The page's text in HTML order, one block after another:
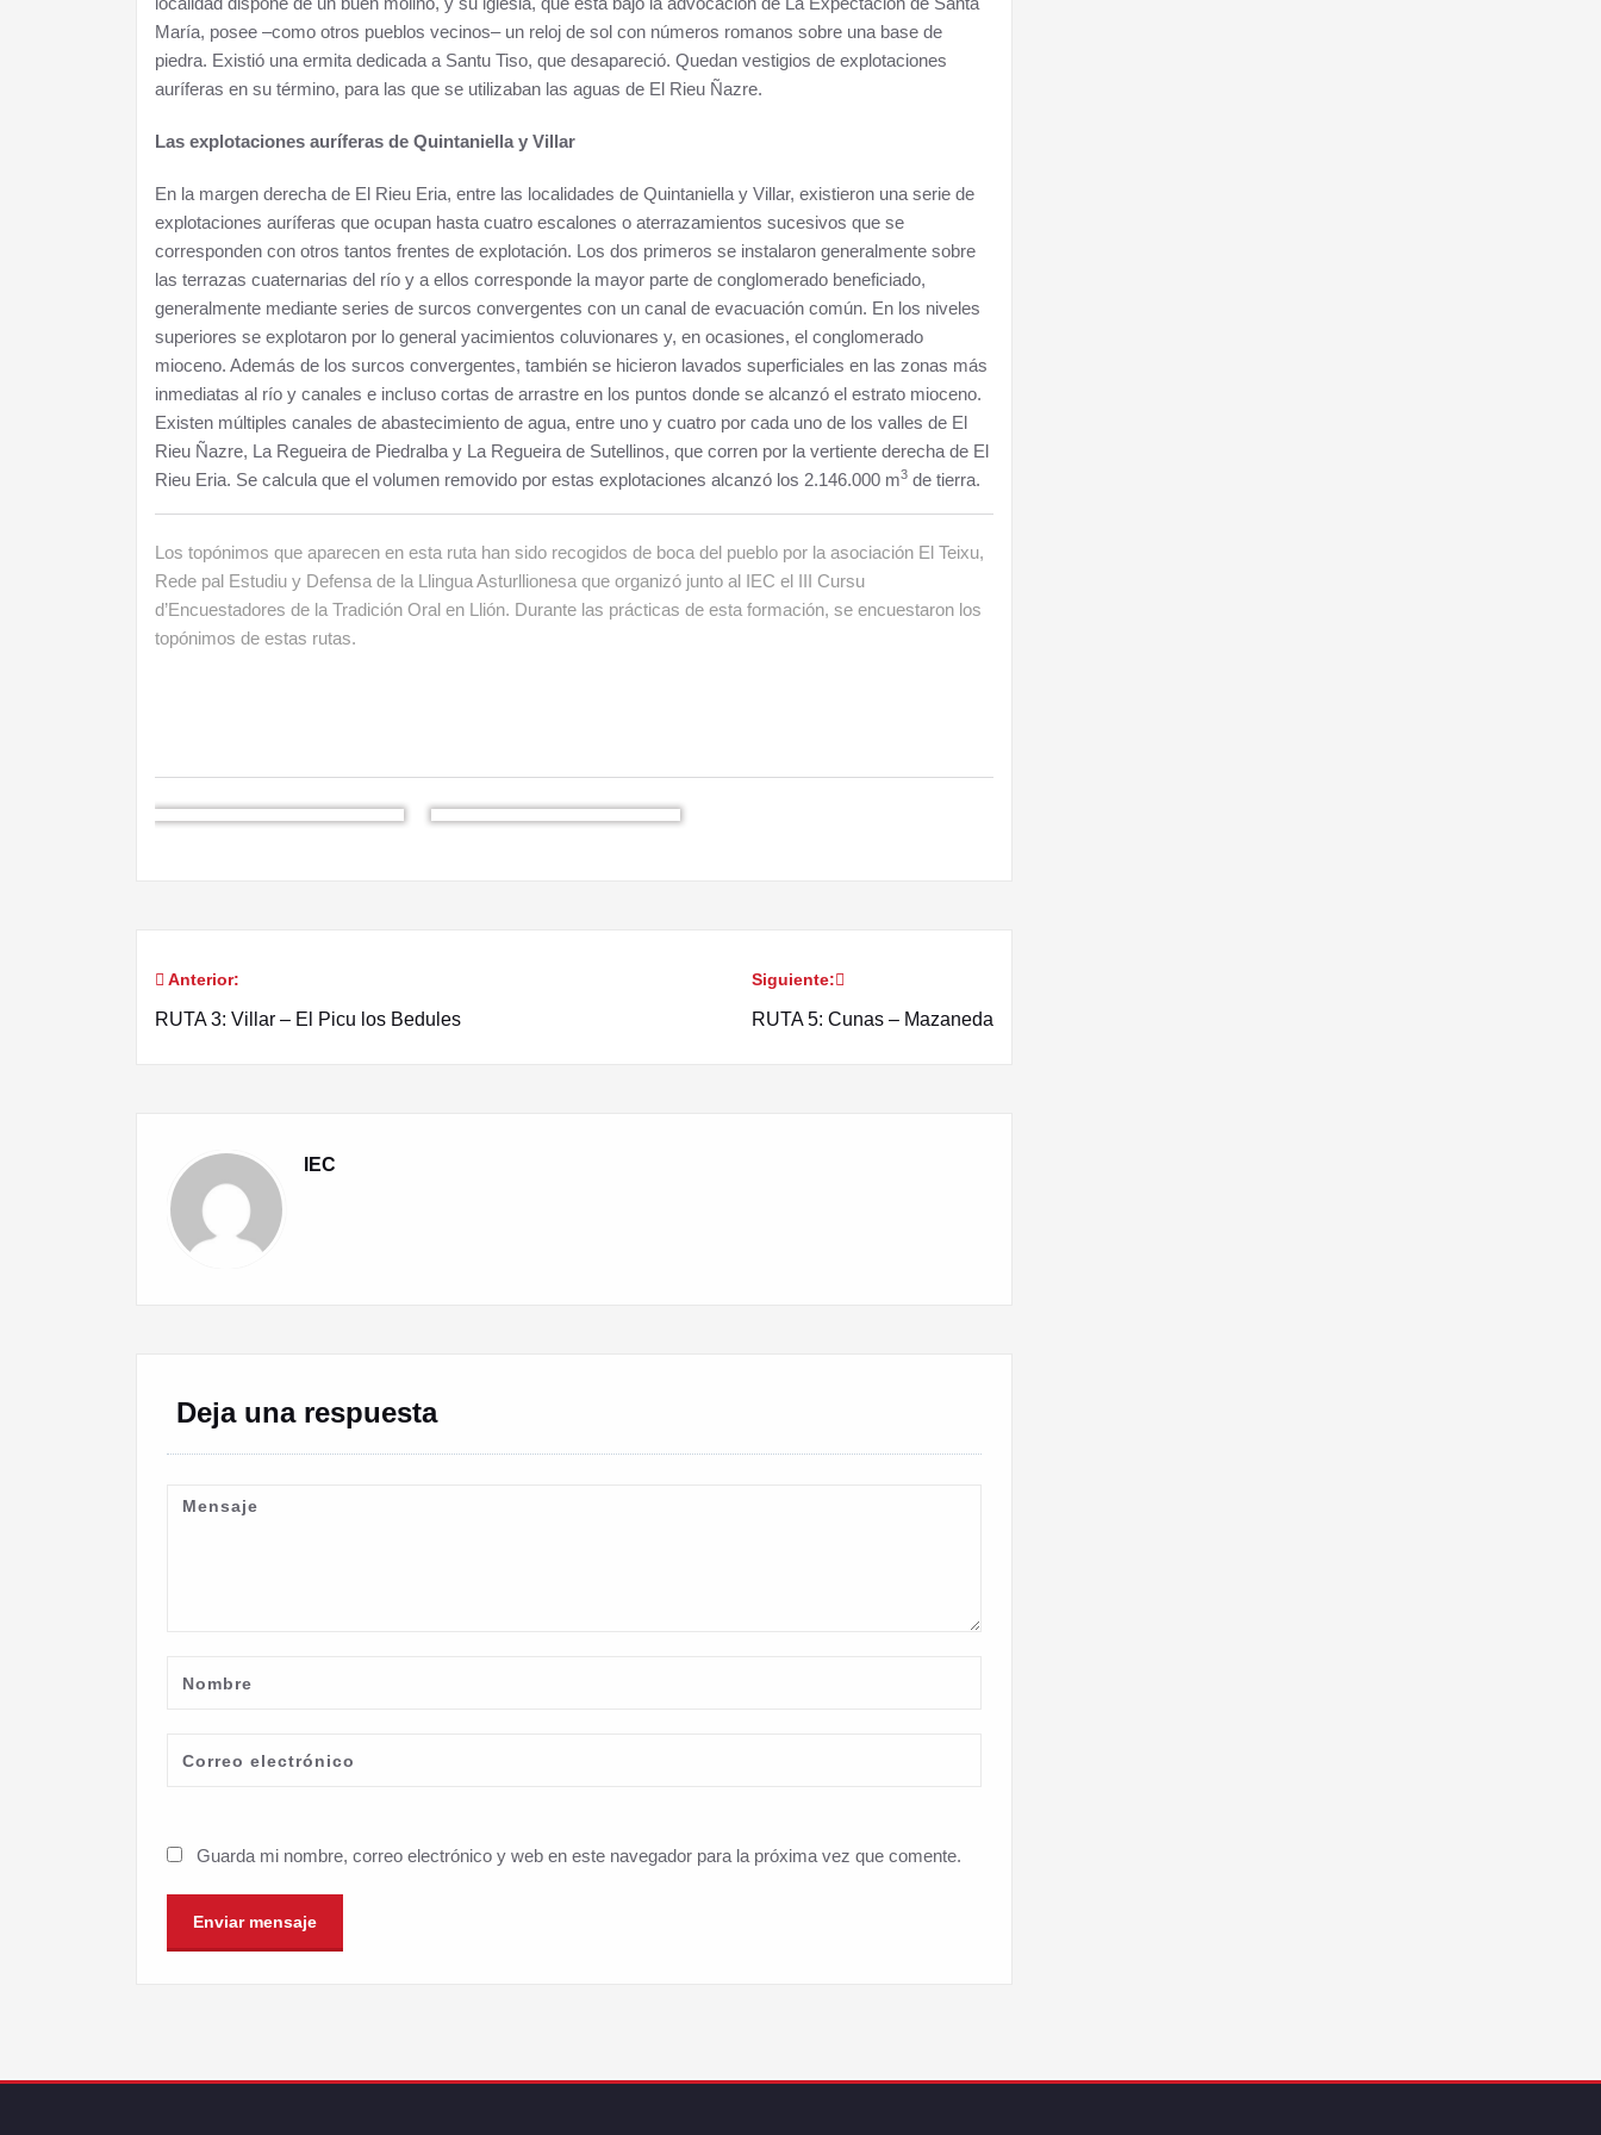
María, posee –como otros pueblos vecinos– un reloj de sol con números romanos sobre una base de
piedra. Existió una ermita dedicada a Santu Tiso, que desapareció. Quedan vestigios de explotaciones
auríferas en su término, para las que se utilizaban las aguas de El Rieu Ñazre.
Las explotaciones auríferas de Quintaniella y Villar
En la margen derecha de El Rieu Eria, entre las localidades de Quintaniella y Villar, existieron una serie de
explotaciones auríferas que ocupan hasta cuatro escalones o aterrazamientos sucesivos que se
corresponden con otros tantos frentes de explotación. Los dos primeros se instalaron generalmente sobre
las terrazas cuaternarias del río y a ellos corresponde la mayor parte de conglomerado beneficiado,
generalmente mediante series de surcos convergentes con un canal de evacuación común. En los niveles
superiores se explotaron por lo general yacimientos coluvionares y, en ocasiones, el conglomerado
mioceno. Además de los surcos convergentes, también se hicieron lavados superficiales en las zonas más
inmediatas al río y canales e incluso cortas de arrastre en los puntos donde se alcanzó el estrato mioceno.
Existen múltiples canales de abastecimiento de agua, entre uno y cuatro por cada uno de los valles de El
Rieu Ñazre, La Regueira de Piedralba y La Regueira de Sutellinos, que corren por la vertiente derecha de El
Rieu Eria. Se calcula que el volumen removido por estas explotaciones alcanzó los 2.146.000 m3 de tierra.
Los topónimos que aparecen en esta ruta han sido recogidos de boca del pueblo por la asociación El Teixu,
Rede pal Estudiu y Defensa de la Llingua Asturllionesa que organizó junto al IEC el III Cursu
d’Encuestadores de la Tradición Oral en Llión. Durante las prácticas de esta formación, se encuestaron los
topónimos de estas rutas.
Navegación
Anterior:
RUTA 3: Villar – El Picu los Bedules
Siguiente:
RUTA 5: Cunas – Mazaneda
IEC
Deja una respuesta
Guarda mi nombre, correo electrónico y web en este navegador para la próxima vez que comente.